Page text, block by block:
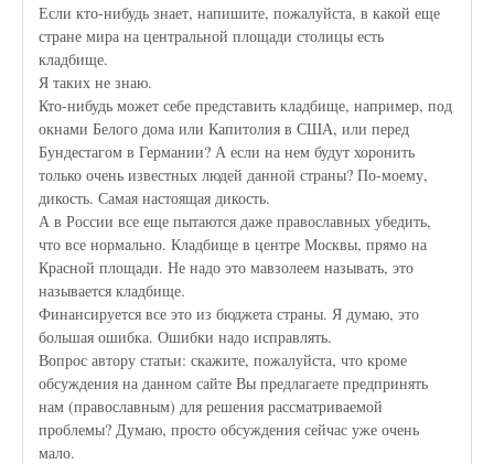
Если кто-нибудь знает, напишите, пожалуйста, в какой еще
стране мира на центральной площади столицы есть
кладбище.
Я таких не знаю.
Кто-нибудь может себе представить кладбище, например, под
окнами Белого дома или Капитолия в США, или перед
Бундестагом в Германии? А если на нем будут хоронить
только очень известных людей данной страны? По-моему,
дикость. Самая настоящая дикость.
А в России все еще пытаются даже православных убедить,
что все нормально. Кладбище в центре Москвы, прямо на
Красной площади. Не надо это мавзолеем называть, это
называется кладбище.
Финансируется все это из бюджета страны. Я думаю, это
большая ошибка. Ошибки надо исправлять.
Вопрос автору статьи: скажите, пожалуйста, что кроме
обсуждения на данном сайте Вы предлагаете предпринять
нам (православным) для решения рассматриваемой
проблемы? Думаю, просто обсуждения сейчас уже очень
мало.